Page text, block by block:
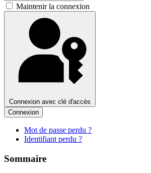
Maintenir la connexion
Connexion avec clé d'accès
Connexion
Mot de passe perdu ?
Identifiant perdu ?
Sommaire